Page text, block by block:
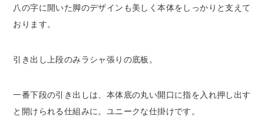
八の字に開いた脚のデザインも美しく本体をしっかりと支えて
おります。
引き出し上段のみラシャ張りの底板。
一番下段の引き出しは、本体底の丸い開口に指を入れ押し出す
と開けられる仕組みに。ユニークな仕掛けです。